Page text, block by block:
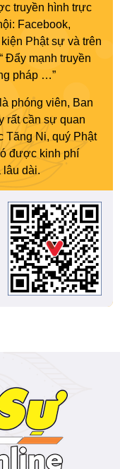
truyền hình trực
Facebook,
Phật sự và trên
Đẩy mạnh truyền
pháp …”
phóng viên, Ban
rất cần sự quan
Tăng Ni, quý Phật
được kinh phí
lâu dài.